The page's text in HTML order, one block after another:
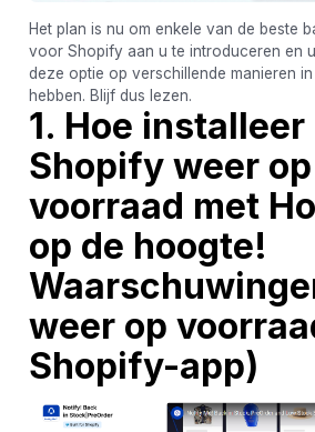
Het plan is nu om enkele van de beste
voor Shopify aan u te introduceren en
deze optie op verschillende manieren
hebben. Blijf dus lezen.
1. Hoe installeer
Shopify weer op
voorraad met
op de hoogte!
weer op
Shopify-app)